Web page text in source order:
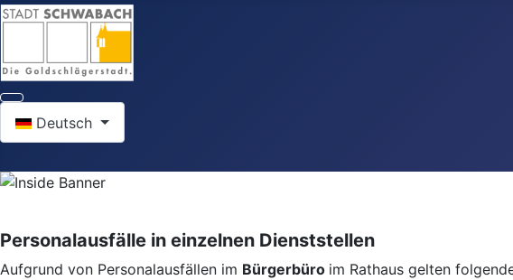
Deutsch
Personalausfälle in einzelnen Dienststellen
Aufgrund von Personalausfällen im Bürgerbüro im Rathaus gelten